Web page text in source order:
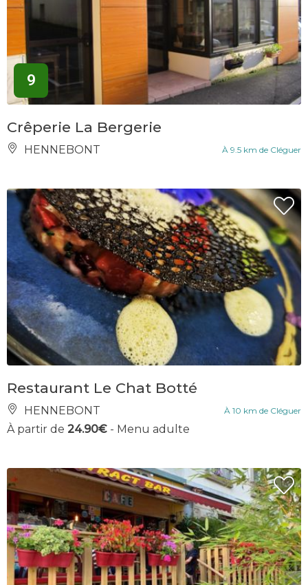
9
Crêperie La Bergerie
HENNEBONT À 9.5 km de Cléguer
Restaurant Le Chat Botté
HENNEBONT À 10 km de Cléguer
À partir de 24.90€ - Menu adulte